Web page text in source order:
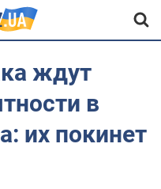
ждут
в
их покинет